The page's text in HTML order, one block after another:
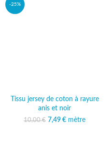
-25%
Tissu jersey de coton à rayure
anis et noir
10,00€ Le prix initial était :
7,49 €
Le prix
mètre